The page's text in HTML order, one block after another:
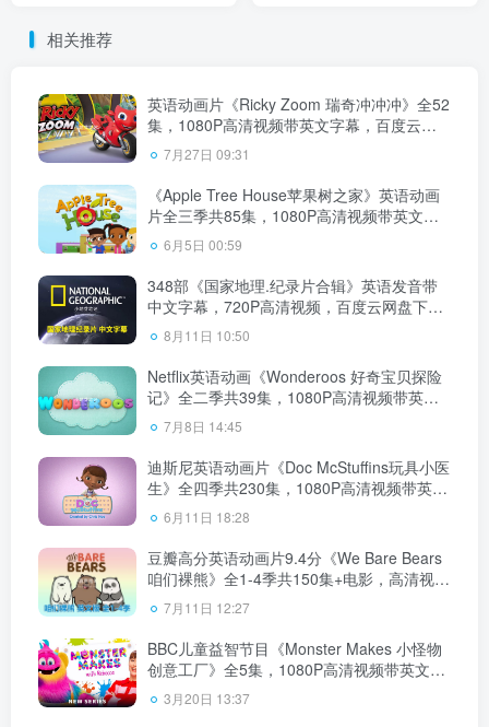
幕，送配套音频MP3，百度
相关推荐
英语动画片《Ricky Zoom 瑞奇冲冲冲》全52
集，1080P高清视频带英文字幕，百度云网
盘下载！
7月27日 09:31
《Apple Tree House苹果树之家》英语动画
片全三季共85集，1080P高清视频带英文字
幕，百度云网盘下载！
6月5日 00:59
348部《国家地理.纪录片合辑》英语发音带
中文字幕，720P高清视频，百度云网盘下
载！
8月11日 10:50
Netflix英语动画《Wonderoos 好奇宝贝探险
记》全二季共39集，1080P高清视频带英文
字幕，百度云网盘下载！
7月8日 14:45
迪斯尼英语动画片《Doc McStuffins玩具小医
生》全四季共230集，1080P高清视频带英文
字幕，百度云网盘下载
6月11日 18:28
豆瓣高分英语动画片9.4分《We Bare Bears
咱们裸熊》全1-4季共150集+电影，高清视频
带中英文字幕，百度云网盘下载！
7月11日 12:27
BBC儿童益智节目《Monster Makes 小怪物
创意工厂》全5集，1080P高清视频带英文字
幕，百度云网盘下载！
3月20日 13:37